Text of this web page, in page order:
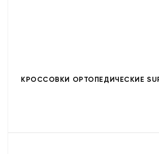
КРОССОВКИ ОРТОПЕДИЧЕСКИЕ